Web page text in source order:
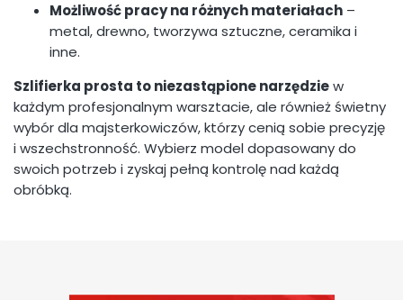
Możliwość pracy na różnych materiałach –
metal, drewno, tworzywa sztuczne, ceramika i
inne.
Szlifierka prosta to niezastąpione narzędziew
każdym profesjonalnym warsztacie, ale również świetny
wybór dla majsterkowiczów, którzy cenią sobie precyzję
i wszechstronność. Wybierz model dopasowany do
swoich potrzeb i zyskaj pełną kontrolę nad każdą
obróbką.